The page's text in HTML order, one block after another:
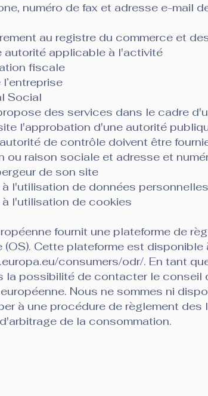
numéro de fax et adresse e-mail
au registre du commerce et
applicable à l'activité
fiscale
Social
des services dans le cadre
l'approbation d'une autorité
de contrôle doivent être
ou raison sociale et adresse et
de son site
l'utilisation de données personnelles
l'utilisation de cookies
fournit une plateforme de
(OS). Cette plateforme est disponible
consumers/odr/. En tant
la possibilité de contacter le conseil
Nous ne sommes ni
à une procédure de règlement des
de la consommation.